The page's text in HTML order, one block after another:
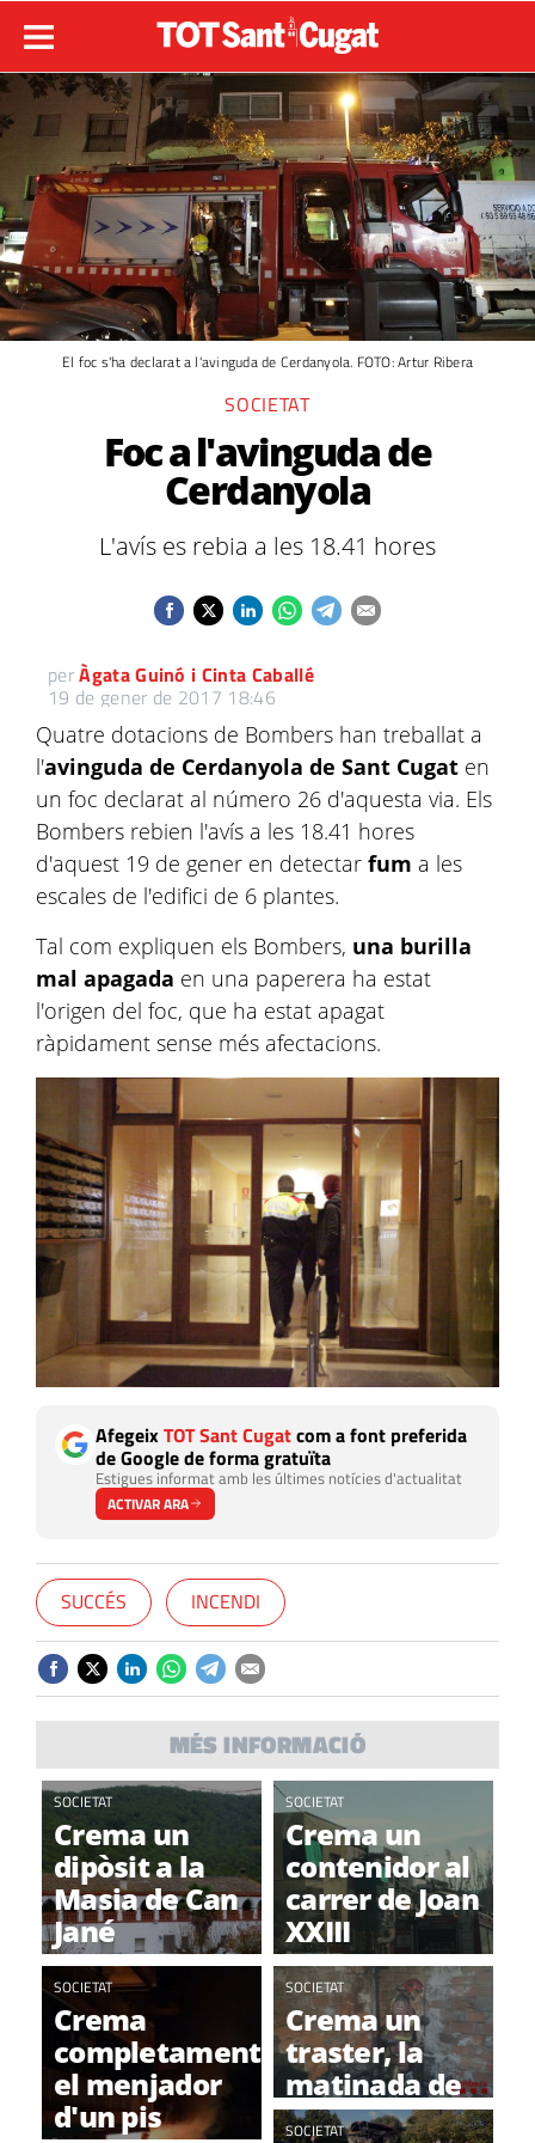
El foc s'ha declarat a l'avinguda de Cerdanyola. FOTO: Artur Ribera
SOCIETAT
Foc a l'avinguda de
Cerdanyola
L'avís es rebia a les 18.41 hores
perÀgata Guinó i Cinta Caballé
19 de gener de 2017 18:46
Quatre dotacions de Bombers han treballat a
l'avinguda de Cerdanyola de Sant Cugat en
un foc declarat al número 26 d'aquesta via. Els
Bombers rebien l'avís a les 18.41 hores
d'aquest 19 de gener en detectar fum a les
escales de l'edifici de 6 plantes.
Tal com expliquen els Bombers, una burilla
mal apagada en una paperera ha estat
l'origen del foc, que ha estat apagat
ràpidament sense més afectacions.
AfegeixTOT Sant Cugatcom a font preferida
de Google de forma gratuïta
Estigues informat amb les últimes notícies d'actualitat
ACTIVAR ARA
SUCCÉS INCENDI
MÉS INFORMACIÓ
SOCIETAT
Crema un
dipòsit a la
Masia de Can
Jané
SOCIETAT
Crema un
contenidor al
carrer de Joan
XXIII
SOCIETAT
Crema
completament
el menjador
d'un pis
SOCIETAT
Crema un
traster, la
matinada de
diumenge, a
SOCIETAT